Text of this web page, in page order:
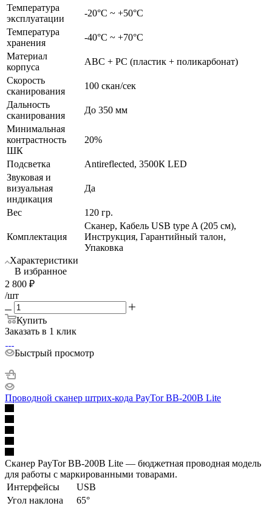
Температура
эксплуатации
-20°С ~ +50°С
Температура
хранения
-40°С ~ +70°С
Материал
корпуса
ABC + PC (пластик + поликарбонат)
Скорость
сканирования
100 скан/сек
Дальность
сканирования
До 350 мм
Минимальная
контрастность
ШК
20%
Подсветка
Antireflected, 3500К LED
Звуковая и
визуальная
индикация
Да
Вес 120 гр.
Комплектация
Сканер, Кабель USB type A (205 см),
Инструкция, Гарантийный талон,
Упаковка
Характеристики
В избранное
2 800 ₽
/шт
Купить
Заказать в 1 клик
Быстрый просмотр
Проводной сканер штрих-кода PayTor BB-200B Lite
Сканер PayTor BB-200B Lite — бюджетная проводная модель
для работы с маркированными товарами.
Интерфейсы
USB
Угол наклона
65°